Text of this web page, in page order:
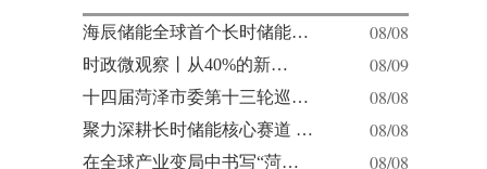
海辰储能全球首个长时储能… 08/08
时政微观察丨从40%的新… 08/09
十四届菏泽市委第十三轮巡… 08/08
聚力深耕长时储能核心赛道 … 08/08
在全球产业变局中书写“菏… 08/08